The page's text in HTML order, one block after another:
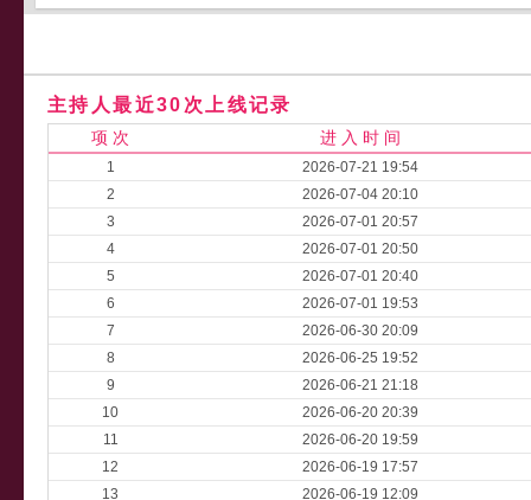
主持人最近30次上线记录
项 次 进 入 时 间
1
2026-07-21 19:54
2
2026-07-04 20:10
3
2026-07-01 20:57
4
2026-07-01 20:50
5
2026-07-01 20:40
6
2026-07-01 19:53
7
2026-06-30 20:09
8
2026-06-25 19:52
9
2026-06-21 21:18
10
2026-06-20 20:39
11
2026-06-20 19:59
12
2026-06-19 17:57
13
2026-06-19 12:09